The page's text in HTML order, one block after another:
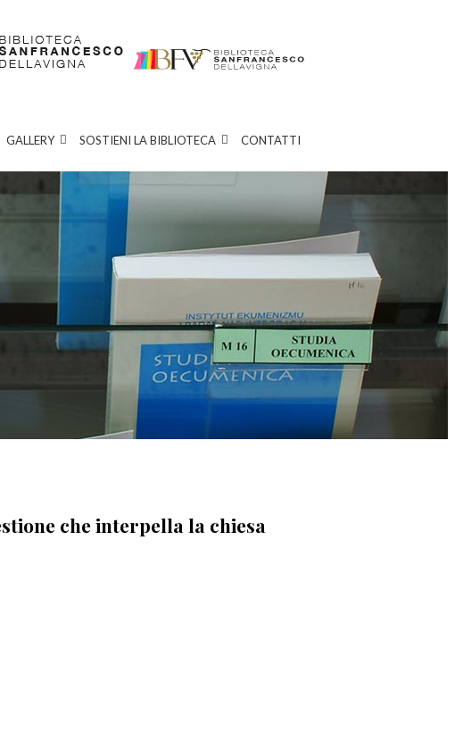
GALLERY SOSTIENI LA BIBLIOTECA CONTATTI
che interpella la chiesa